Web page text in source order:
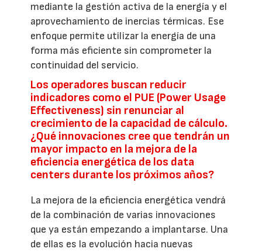
mediante la gestión activa de la energía y el
aprovechamiento de inercias térmicas. Ese
enfoque permite utilizar la energía de una
forma más eficiente sin comprometer la
continuidad del servicio.
Los operadores buscan reducir
indicadores como el PUE (Power Usage
Effectiveness) sin renunciar al
crecimiento de la capacidad de cálculo.
¿Qué innovaciones cree que tendrán un
mayor impacto en la mejora de la
eficiencia energética de los data
centers durante los próximos años?
La mejora de la eficiencia energética vendrá
de la combinación de varias innovaciones
que ya están empezando a implantarse. Una
de ellas es la evolución hacia nuevas